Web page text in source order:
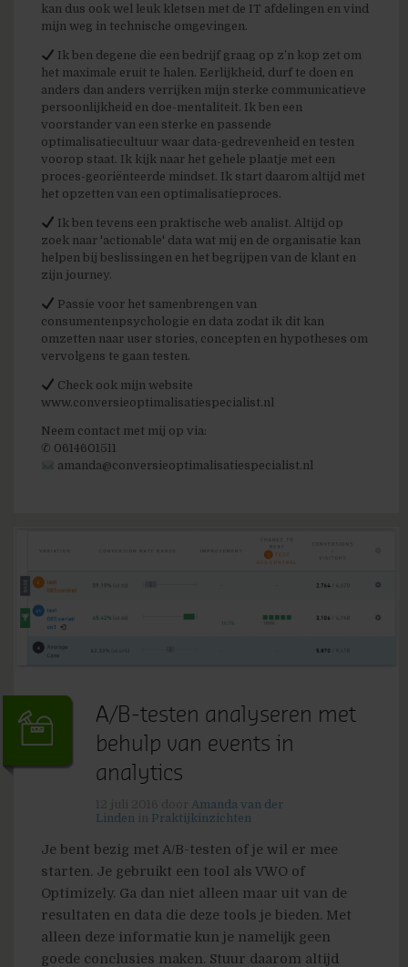
kan dus ook wel leuk kletsen met de IT afdelingen en vind
mijn weg in technische omgevingen.
Ik ben degene die een bedrijf graag op z’n kop zet om
het maximale eruit te halen. Eerlijkheid, durf te doen en
anders dan anders verrijken mijn sterke communicatieve
persoonlijkheid en doe-mentaliteit. Ik ben een
voorstander van een sterke en passende
optimalisatiecultuur waar data-gedrevenheid en testen
voorop staat. Ik kijk naar het gehele plaatje met een
proces-georiënteerde mindset. Ik start daarom altijd met
het opzetten van een optimalisatieproces.
Ik ben tevens een praktische web analist. Altijd op
zoek naar 'actionable' data wat mij en de organisatie kan
helpen bij beslissingen en het begrijpen van de klant en
zijn journey.
Passie voor het samenbrengen van
consumentenpsychologie en data zodat ik dit kan
omzetten naar user stories, concepten en hypotheses om
vervolgens te gaan testen.
Check ook mijn website
www.conversieoptimalisatiespecialist.nl
Neem contact met mij op via:
✆ 0614601511
amanda@conversieoptimalisatiespecialist.nl
A/B-testen analyseren met
behulp van events in
analytics
Amanda van der
Linden
Praktijkinzichten
Je bent bezig met A/B-testen of je wil er mee
starten. Je gebruikt een tool als VWO of
Optimizely. Ga dan niet alleen maar uit van de
resultaten en data die deze tools je bieden. Met
alleen deze informatie kun je namelijk geen
goede conclusies maken. Stuur daarom altijd